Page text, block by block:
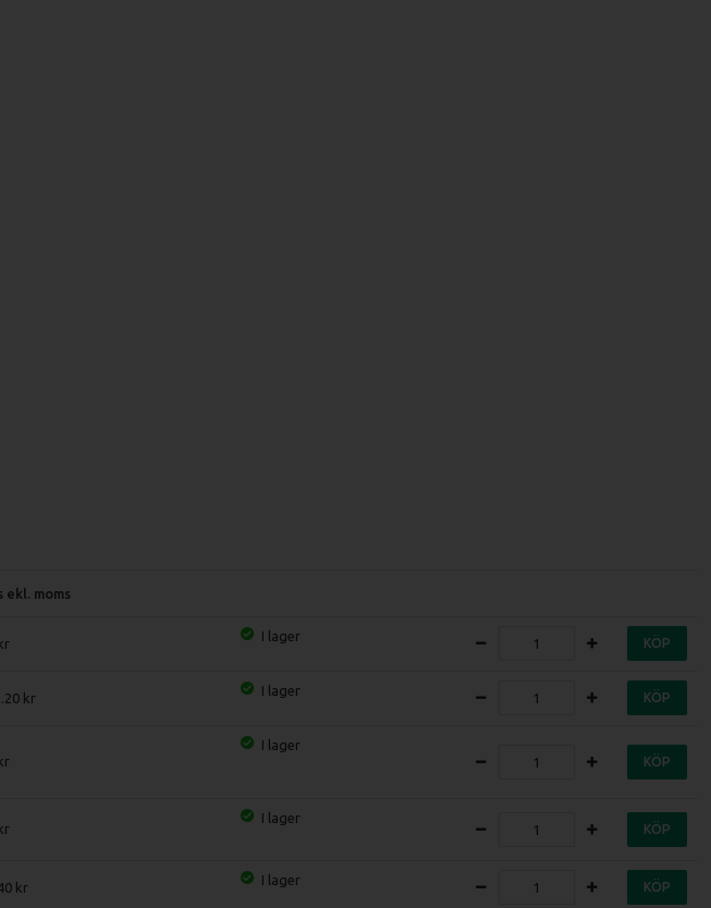
ekl. moms
I lager KÖP
I lager KÖP
I lager
KÖP
I lager
KÖP
I lager KÖP